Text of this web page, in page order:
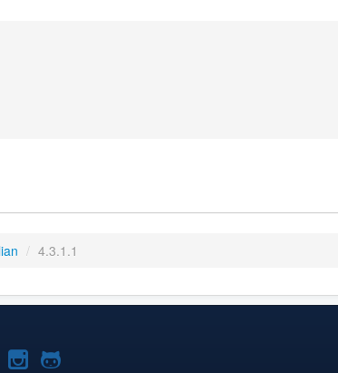
/ 4.3.1.1
Joomla!Joomla!